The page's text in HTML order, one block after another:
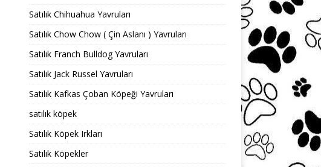
Satılık Chihuahua Yavruları
Satılık Chow Chow ( Çin Aslanı ) Yavruları
Satılık Franch Bulldog Yavruları
Satılık Jack Russel Yavruları
Satılık Kafkas Çoban Köpeği Yavruları
satılık köpek
Satılık Köpek Irkları
Satılık Köpekler